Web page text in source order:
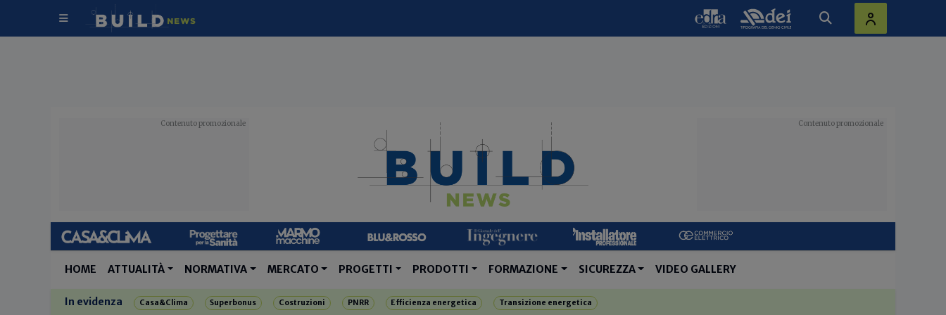
HOME ATTUALITÀ NORMATIVA MERCATO PROGETTI PRODOTTI FORMAZIONE SICUREZZA VIDEO GALLERY
In evidenza Casa&Clima Superbonus Costruzioni PNRR Efficienza energetica Transizione energetica